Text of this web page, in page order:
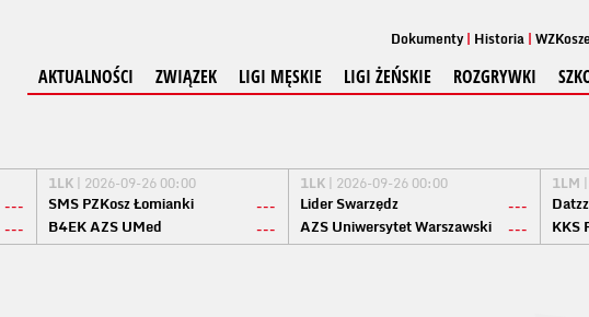
Dokumenty Historia WZKosze
AKTUALNOŚCI ZWIĄZEK LIGI MĘSKIE LIGI ŻEŃSKIE ROZGRYWKI
---
---
1LK | 2026-09-26 00:00
SMS PZKosz Łomianki
---
B4EK AZS UMed
---
1LK | 2026-09-26 00:00
Lider Swarzędz
---
AZS Uniwersytet Warszawski
---
1LM
KKS